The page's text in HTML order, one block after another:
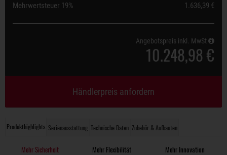
Produkthighlights Serienausstattung Technische Daten Zubehör & Aufbauten
Mehr Sicherheit Mehr Flexibilität Mehr Innovation
Mehrwertsteuer 19% 1.636,39 €
Angebotspreis inkl. MwSt
10.248,98 €
Händlerpreis anfordern